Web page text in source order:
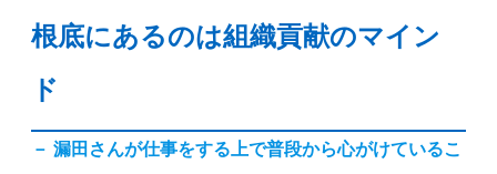
根底にあるのは組織貢献のマイン
ド
－ 漏田さんが仕事をする上で普段から心がけているこ